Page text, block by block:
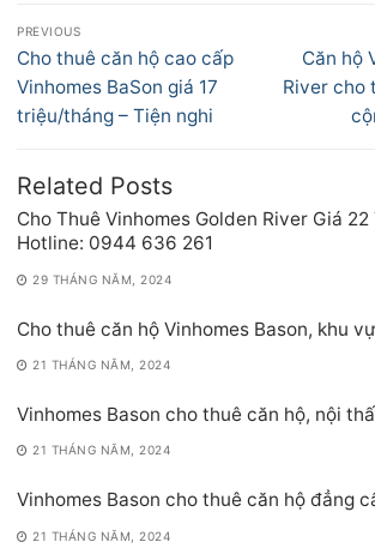
Điều
hướng
bài
viết
PREVIOUS
Previous
post:
Cho thuê căn hộ cao cấp
Vinhomes BaSon giá 17
triệu/tháng – Tiện nghi
Next
post:
Căn hộ
River cho
Related Posts
Cho Thuê Vinhomes Golden River Giá
Hotline: 0944 636 261
29 THÁNG NĂM, 2024
Cho thuê căn hộ Vinhomes Bason, khu
21 THÁNG NĂM, 2024
Vinhomes Bason cho thuê căn hộ, nội
21 THÁNG NĂM, 2024
Vinhomes Bason cho thuê căn hộ đẳng
21 THÁNG NĂM, 2024